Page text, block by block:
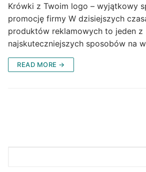
Krówki z Twoim logo – wyjątkowy
promocję firmy W dzisiejszych
produktów reklamowych to jeden z
najskuteczniejszych sposobów na
READ MORE →